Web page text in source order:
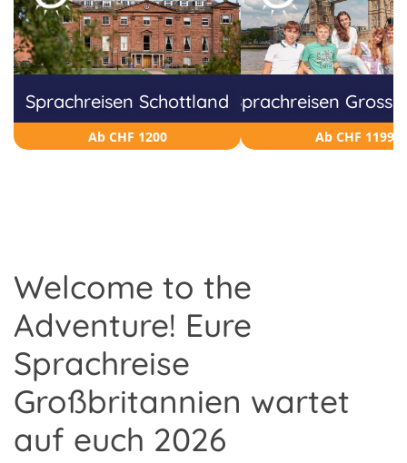
Sprachreisen Schottland
Ab CHF 1200
Sprachreisen
Ab CHF 1199
Welcome to the
Adventure! Eure
Sprachreise
Großbritannien wartet
auf euch 2026